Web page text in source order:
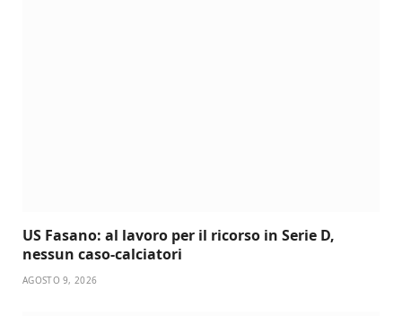
US Fasano: al lavoro per il ricorso in Serie D,
nessun caso-calciatori
AGOSTO 9, 2026